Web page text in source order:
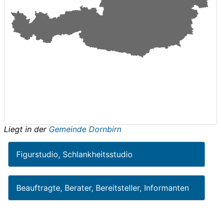
Liegt in der Gemeinde Dornbirn
Figurstudio, Schlankheitsstudio
Beauftragte, Berater, Bereitsteller, Informanten